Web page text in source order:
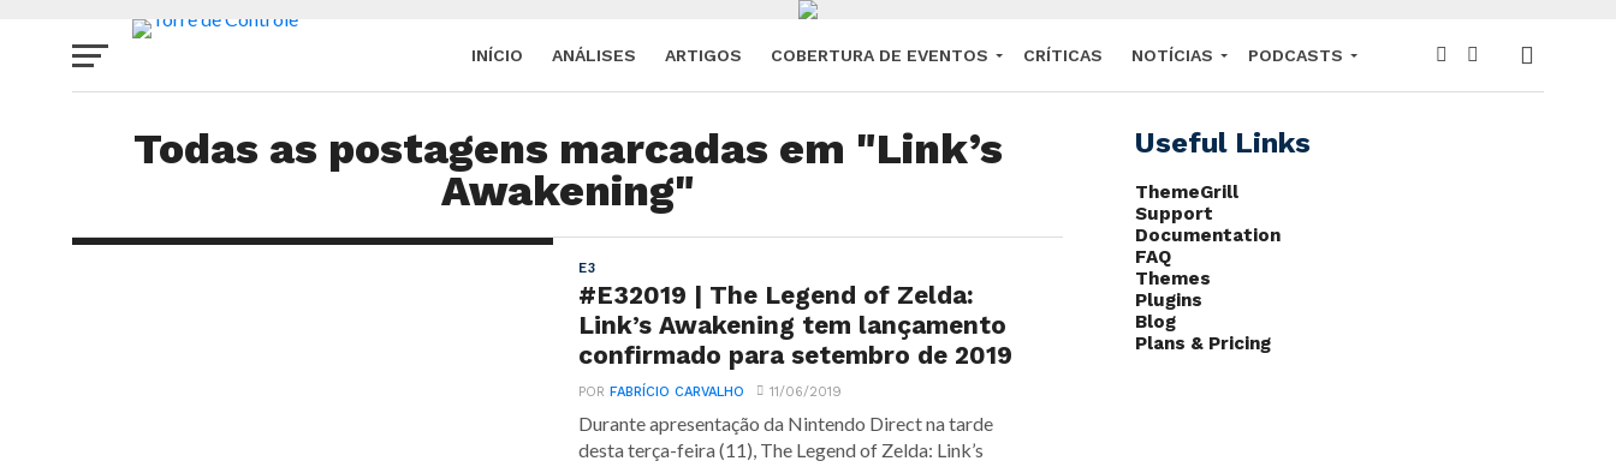
INÍCIO ANÁLISES ARTIGOS COBERTURA DE EVENTOS CRÍTICAS NOTÍCIAS PODCASTS
Todas as postagens marcadas em "Link’s
Awakening"
E3
#E32019 | The Legend of Zelda:
Link’s Awakening tem lançamento
confirmado para setembro de 2019
PORFABRÍCIO CARVALHO 11/06/2019
Durante apresentação da Nintendo Direct na tarde
desta terça-feira (11), The Legend of Zelda: Link’s
Useful Links
ThemeGrill
Support
Documentation
FAQ
Themes
Plugins
Blog
Plans & Pricing